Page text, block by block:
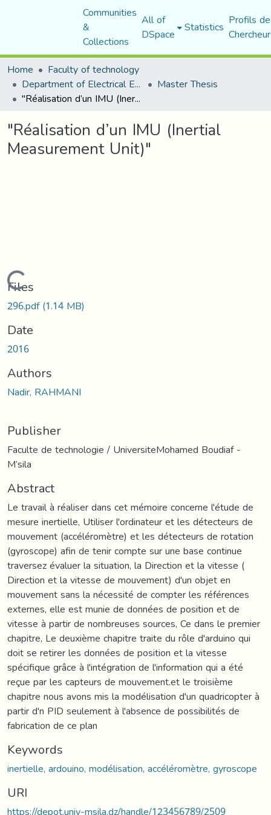
Communities
&
Collections
All of
DSpace Statistics Profils
Home
Faculty of technology
Department of Electrical Engineering Master Thesis
"Réalisation d’un IMU (Inertial Measurement Unit)"
"Réalisation d’un IMU (Inertial
Measurement Unit)"
Loading...
Files
296.pdf(1.14 MB)
Date
2016
Authors
Nadir, RAHMANI
Publisher
Faculte de technologie / UniversiteMohamed Boudiaf -
M’sila
Abstract
Le travail à réaliser dans cet mémoire concerne l'étude de
mesure inertielle, Utiliser l'ordinateur et les détecteurs de
mouvement (accéléromètre) et les détecteurs de rotation
(gyroscope) afin de tenir compte sur une base continue
traversez évaluer la situation, la Direction et la vitesse (
Direction et la vitesse de mouvement) d'un objet en
mouvement sans la nécessité de compter les références
externes, elle est munie de données de position et de
vitesse à partir de nombreuses sources, Ce dans le premier
chapitre, Le deuxième chapitre traite du rôle d'arduino qui
doit se retirer les données de position et la vitesse
spécifique grâce à l'intégration de l'information qui a été
reçue par les capteurs de mouvement.et le troisième
chapitre nous avons mis la modélisation d'un quadricopter à
partir d'n PID seulement à l'absence de possibilités de
fabrication de ce plan
Keywords
inertielle, ardouino, modélisation, accéléromètre, gyroscope
URI